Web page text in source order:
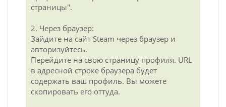
страницы".
2. Через браузер:
Зайдите на сайт Steam через браузер и
авторизуйтесь.
Перейдите на свою страницу профиля. URL
в адресной строке браузера будет
содержать ваш профиль. Вы можете
скопировать его оттуда.